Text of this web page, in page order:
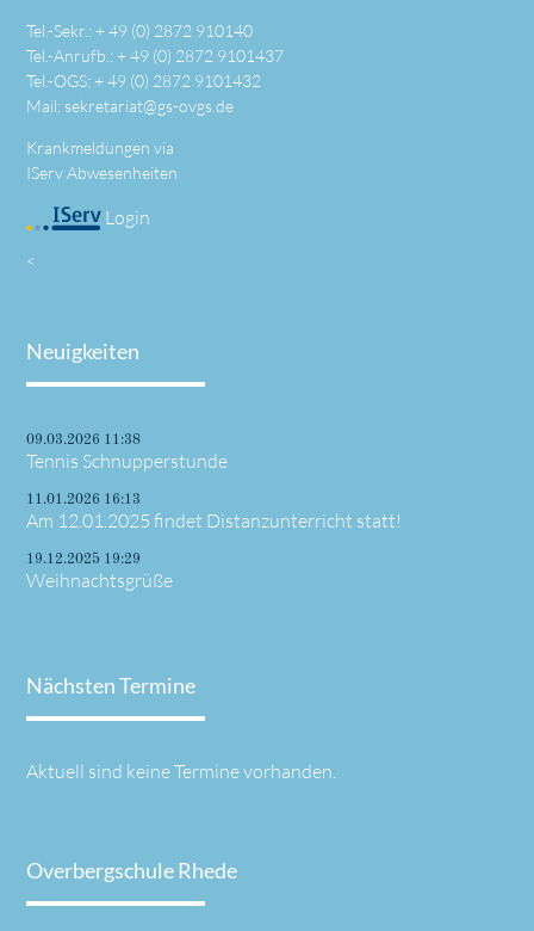
Tel.-Sekr.: +49 (0) 2872 910140
Tel.-Anrufb.: +49 (0) 2872 9101437
Tel.-OGS: +49 (0) 2872 9101432
Mail: sekretariat@gs-ovgs.de
Krankmeldungen via
IServ Abwesenheiten
Login
<
Neuigkeiten
09.03.2026 11:38
Tennis Schnupperstunde
11.01.2026 16:13
Am 12.01.2025 findet Distanzunterricht statt!
19.12.2025 19:29
Weihnachtsgrüße
Nächsten Termine
Aktuell sind keine Termine vorhanden.
Overbergschule Rhede